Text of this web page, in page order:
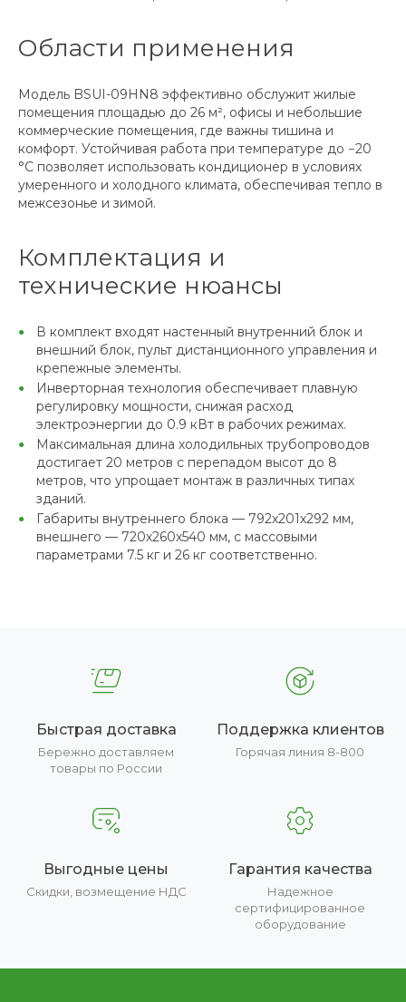
Области применения
Модель BSUI-09HN8 эффективно обслужит жилые
помещения площадью до 26 м², офисы и небольшие
коммерческие помещения, где важны тишина и
комфорт. Устойчивая работа при температуре до −20
°C позволяет использовать кондиционер в условиях
умеренного и холодного климата, обеспечивая тепло в
межсезонье и зимой.
Комплектация и
технические нюансы
В комплект входят настенный внутренний блок и
внешний блок, пульт дистанционного управления и
крепежные элементы.
Инверторная технология обеспечивает плавную
регулировку мощности, снижая расход
электроэнергии до 0.9 кВт в рабочих режимах.
Максимальная длина холодильных трубопроводов
достигает 20 метров с перепадом высот до 8
метров, что упрощает монтаж в различных типах
зданий.
Габариты внутреннего блока — 792х201х292 мм,
внешнего — 720х260х540 мм, с массовыми
параметрами 7.5 кг и 26 кг соответственно.
Быстрая доставка
Бережно доставляем
товары по России
Поддержка клиентов
Горячая линия 8-800
Выгодные цены
Скидки, возмещение НДС
Гарантия качества
Надежное
сертифицированное
оборудование